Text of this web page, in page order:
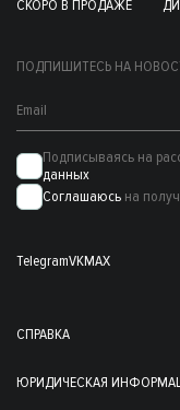
СКОРО В ПРОДАЖЕ
ПОДПИШИТЕСЬ НА
Подписываясь на
данных
Соглашаюсь на
TelegramVKMAX
СПРАВКА
ЮРИДИЧЕСКАЯ